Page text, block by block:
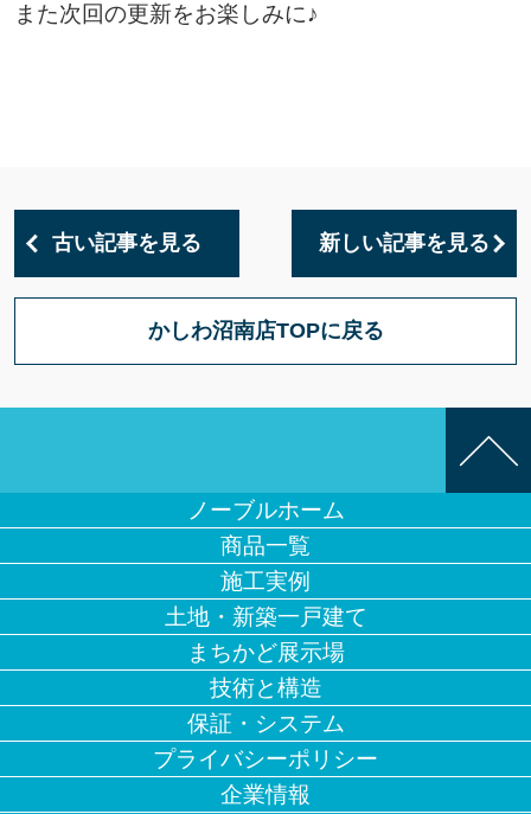
また次回の更新をお楽しみに♪
古い記事を見る 新しい記事を見る
かしわ沼南店TOPに戻る
ノーブルホーム
商品一覧
施工実例
土地・新築一戸建て
まちかど展示場
技術と構造
保証・システム
プライバシーポリシー
企業情報